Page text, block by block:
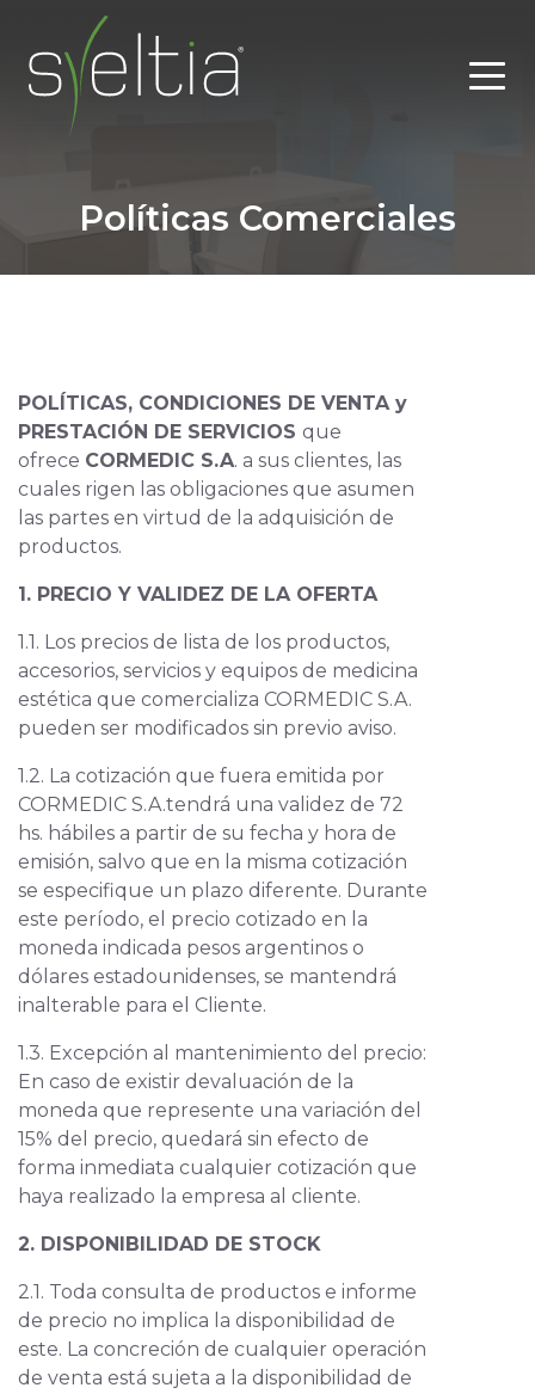
Políticas Comerciales
POLÍTICAS, CONDICIONES DE VENTA y
PRESTACIÓN DE SERVICIOS que
ofrece CORMEDIC S.A. a sus clientes, las
cuales rigen las obligaciones que asumen
las partes en virtud de la adquisición de
productos.
1. PRECIO Y VALIDEZ DE LA OFERTA
1.1. Los precios de lista de los productos,
accesorios, servicios y equipos de medicina
estética que comercializa CORMEDIC S.A.
pueden ser modificados sin previo aviso.
1.2. La cotización que fuera emitida por
CORMEDIC S.A.tendrá una validez de 72
hs. hábiles a partir de su fecha y hora de
emisión, salvo que en la misma cotización
se especifique un plazo diferente. Durante
este período, el precio cotizado en la
moneda indicada pesos argentinos o
dólares estadounidenses, se mantendrá
inalterable para el Cliente.
1.3. Excepción al mantenimiento del precio:
En caso de existir devaluación de la
moneda que represente una variación del
15% del precio, quedará sin efecto de
forma inmediata cualquier cotización que
haya realizado la empresa al cliente.
2. DISPONIBILIDAD DE STOCK
2.1. Toda consulta de productos e informe
de precio no implica la disponibilidad de
este. La concreción de cualquier operación
de venta está sujeta a la disponibilidad de